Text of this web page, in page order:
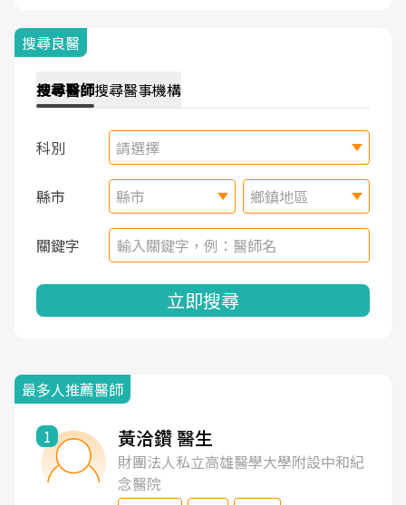
搜尋良醫
搜尋醫師搜尋醫事機構
科別 請選擇
縣市 縣市 鄉鎮地區
關鍵字
立即搜尋
最多人推薦醫師
1 黃洽鑽 醫生
財團法人私立高雄醫學大學附設中和紀
念醫院